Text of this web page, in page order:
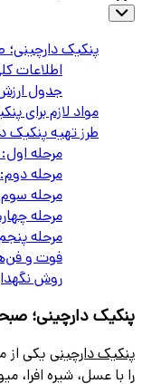
پنکیک
اطلاعات
جدول ارزش
مواد لازم برای
طرز تهیه پنکیک
مرحله
مرحله
مرحله
مرحله
مرحله
فوت و
روش
پنکیک دارچینی؛
پنکیک دارچینی یکی از
را با عسل، شیره افرا،